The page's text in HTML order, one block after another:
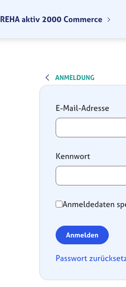
REHA aktiv 2000 Commerce
ANMELDUNG
Anmeldung
E-Mail-Adresse
Kennwort
Anmeldedaten
Anmelden
Passwort